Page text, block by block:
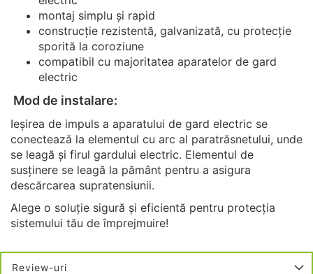
montaj simplu și rapid
construcție rezistentă, galvanizată, cu protecție
sporită la coroziune
compatibil cu majoritatea aparatelor de gard
electric
Mod de instalare:
Ieșirea de impuls a aparatului de gard electric se
conectează la elementul cu arc al paratrăsnetului, unde
se leagă și firul gardului electric. Elementul de
susținere se leagă la pământ pentru a asigura
descărcarea supratensiunii.
Alege o soluție sigură și eficientă pentru protecția
sistemului tău de împrejmuire!
Review-uri